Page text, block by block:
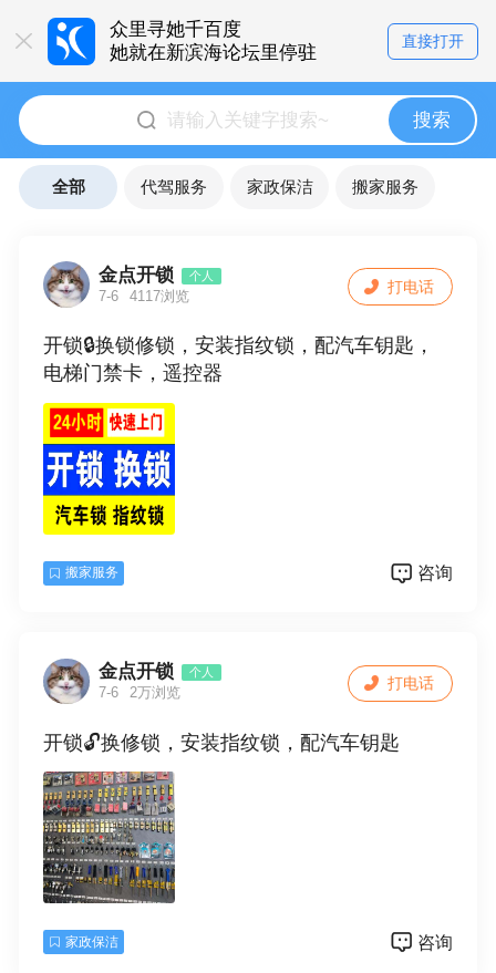
众里寻她千百度
她就在新滨海论坛里停驻
直接打开
搜索
全部 代驾服务 家政保洁 搬家服务
金点开锁 个人
7-6 4117浏览
开锁🔒换锁修锁，安装指纹锁，配汽车钥匙，
电梯门禁卡，遥控器
打电话
搬家服务 咨询
金点开锁 个人
7-6 2万浏览
开锁🔓换修锁，安装指纹锁，配汽车钥匙
打电话
家政保洁 咨询